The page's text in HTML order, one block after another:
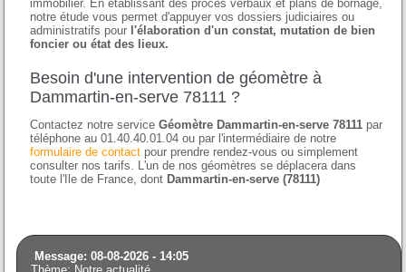
immobilier. En établissant des procès verbaux et plans de bornage,
notre étude vous permet d'appuyer vos dossiers judiciaires ou
administratifs pour l'élaboration d'un constat, mutation de bien
foncier ou état des lieux.
Besoin d'une intervention de géomètre à
Dammartin-en-serve 78111 ?
Contactez notre serviceGéomètre Dammartin-en-serve 78111 par
téléphone au 01.40.40.01.04 ou par l'intermédiaire de notre
formulaire de contact pour prendre rendez-vous ou simplement
consulter nos tarifs. L'un de nos géomètres se déplacera dans
toute l'Ile de France, dont Dammartin-en-serve (78111)
Message: 08-08-2026 - 14:05